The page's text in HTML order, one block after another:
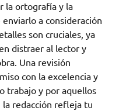
la ortografía y la
a consideración
son cruciales, ya
distraer al lector y
Una revisión
con la excelencia y
trabajo y por aquellos
redacción refleja tu